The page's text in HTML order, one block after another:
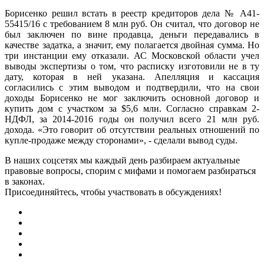
Борисенко решил встать в реестр кредиторов дела № А41-
55415/16 с требованием 8 млн руб. Он считал, что договор не
был заключен по вине продавца, деньги передавались в
качестве задатка, а значит, ему полагается двойная сумма. Но
три инстанции ему отказали. АС Московской области учел
выводы экспертизы о том, что расписку изготовили не в ту
дату, которая в ней указана. Апелляция и кассация
согласились с этим выводом и подтвердили, что на свои
доходы Борисенко не мог заключить основной договор и
купить дом с участком за $5,6 млн. Согласно справкам 2-
НДФЛ, за 2014-2016 годы он получил всего 21 млн руб.
дохода. «Это говорит об отсутствии реальных отношений по
купле-продаже между сторонами», - сделали вывод суды.
В наших соцсетях мы каждый день разбираем актуальные
правовые вопросы, спорим с мифами и помогаем разбираться
в законах.
Присоединяйтесь, чтобы участвовать в обсуждениях!